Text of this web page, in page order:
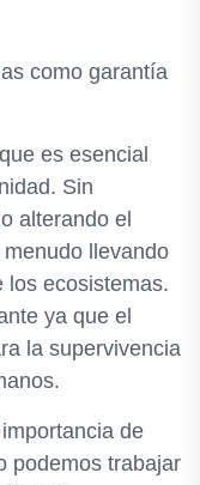
como garantía
es esencial
Sin
alterando el
llevando
los ecosistemas.
ya que el
la supervivencia
de
podemos trabajar